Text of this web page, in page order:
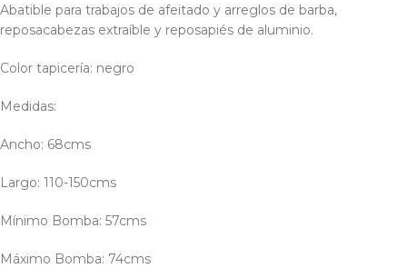
Abatible para trabajos de afeitado y arreglos de barba,
reposacabezas extraíble y reposapiés de aluminio.
Color tapicería: negro
Medidas:
Ancho: 68cms
Largo: 110-150cms
Mínimo Bomba: 57cms
Máximo Bomba: 74cms